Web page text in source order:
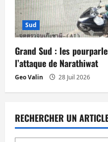
Sud
Grand Sud : les
l’attaque de Narathiwat
Geo Valin 28 Juil 2026
RECHERCHER UN